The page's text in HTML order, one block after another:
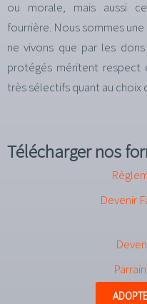
ou morale, mais aussi
fourrière. Nous sommes
ne vivons que par les
protégés méritent respect
très sélectifs quant au choix
Télécharger nos
Devenir